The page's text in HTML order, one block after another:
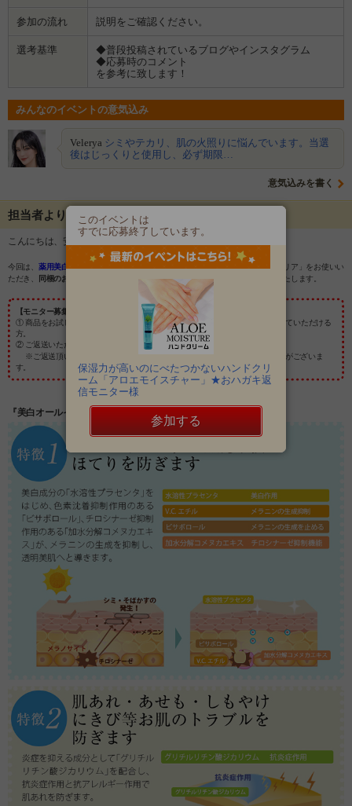
参加の流れ 説明をご確認ください。
選考基準
◆普段投稿されているブログやインスタグラム
◆応募時のコメント
を参考に致します！
みんなのイベントの意気込み
Velerya シミやテカリ、肌の火照りに悩んでいます。当選
後はじっくりと使用し、必ず期限…
意気込みを書く
担当者よりメッセージ
こんにちは、安心健康ライフのモニプラファンサイトです。
今回は、 薬用美白オールインワンゲル
の募集です。「ビハククリア」をお使いい
ただき、
同梱のお葉書にご感想書いてご返送いただける現品モニター様 を募集いたします。
【モニター募集条件】
① 商品をお試し頂き、 30日以内に同梱ハガキへご感想をご記入の上、ご返送 していただける
方。
② ご返送いただいたお葉書の二次使用にご了承いただける方
※ご返送頂いたお葉書は、ホームページや販促物に使用させていただく場合がございま
す。
『美白オールインワンゲル「ビハククリア」』
このイベントは
すでに応募終了しています。
保湿力が高いのにべたつかないハンドクリ
ーム「アロエモイスチャー」★おハガキ返
信モニター様
参加する